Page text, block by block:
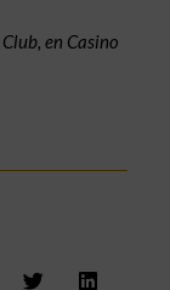
en Casino